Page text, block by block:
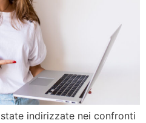
indirizzate nei confronti